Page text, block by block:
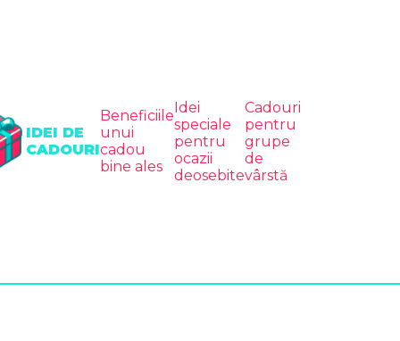
IDEI DE
CADOURI
Beneficiile
unui
cadou
bine ales
Idei
speciale
pentru
ocazii
deosebite
Cadouri
pentru
grupe
de
vârstă